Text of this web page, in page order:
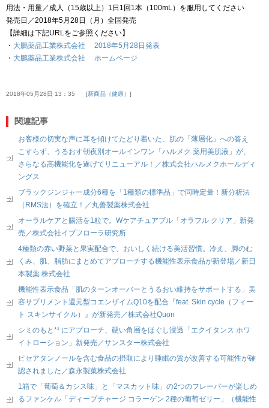
用法・用量／成人（15歳以上）1日1回1本（100mL）を服用してください
発売日／2018年5月28日（月）全国発売
【詳細は下記URLをご参照ください】
・ 大鵬薬品工業株式会社 2018年5月28日発表
・ 大鵬薬品工業株式会社 ホームページ
2018年05月28日 13：35 新商品（健康）
関連記事
お客様の切実な声に耳を傾けてたどり着いた、肌の「薄層化」への答え
こすらず、うるおす朝夜別オールインワン「ハルメク 薬用美肌液」が、
さらなる高機能化を遂げてリニューアル！／株式会社ハルメクホールディ
ングス
ブラックジンジャー成分6種を「1種類の標準品」で同時定量！新分析法
（RMS法）を確立！／丸善製薬株式会社
オーラルケアと腸活を1粒で。Wケアチュアブル「オラフル クリア」新発
売／株式会社イブフローラ研究所
4種類の赤い野菜と果実配合で、おいしく続ける美活習慣。冷え、脚のむ
くみ、肌、脂肪にまとめてアプローチする機能性表示食品が新登場／新日
本製薬 株式会社
機能性表示食品「肌のターンオーバーとうるおい維持をサポートする」美
容サプリメント還元型コエンザイムQ10を配合『feat. Skin cycle（フィー
ト スキンサイクル）』が新発売／株式会社Quon
シミのもと*¹ にアプローチ、硬い角層をほぐし浸透「エクイタンス ホワ
イトローション」新発売／サンスター株式会社
ピセアタンノールを含む食品の摂取により睡眠の質が改善する可能性が確
認されました／森永製菓株式会社
1箱で「葡萄＆カシス味」と「マスカット味」の2つのフレーバーが楽しめ
るファンケル「ディープチャージ コラーゲン 2種の葡萄ゼリー」（機能性